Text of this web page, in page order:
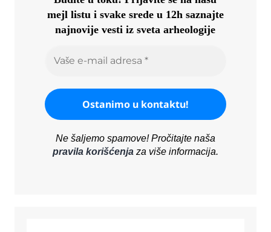
mejl listu i svake srede u 12h saznajte
najnovije vesti iz sveta arheologije
Ne šaljemo spamove! Pročitajte naša
pravila korišćenjaza više informacija.